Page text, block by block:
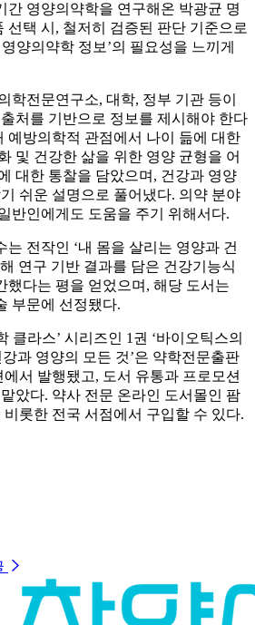
간 영양의약학을 연구해온 박광균 명
선택 시, 철저히 검증된 판단 기준으로
양의약학 정보’의 필요성을 느끼게
학전문연구소, 대학, 정부 기관 등이
처를 기반으로 정보를 제시해야 한다
예방의학적 관점에서 나이 듦에 대한
및 건강한 삶을 위한 영양 균형을 어
대한 통찰을 담았으며, 건강과 영양
쉬운 설명으로 풀어냈다. 의약 분야
반인에게도 도움을 주기 위해서다.
는 전작인 ‘내 몸을 살리는 영양과 건
연구 기반 결과를 담은 건강기능식
했다는 평을 얻었으며, 해당 도서는
부문에 선정됐다.
클라스’ 시리즈인 1권 ‘바이오틱스의
강과 영양의 모든 것’은 약학전문출판
서 발행됐고, 도서 유통과 프로모션
았다. 약사 전문 온라인 도서몰인 팜
비롯한 전국 서점에서 구입할 수 있다.